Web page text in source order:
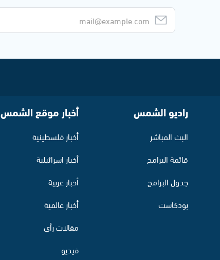
راديو الشمس
البث المباشر
قائمة البرامج
جدول البرامج
بودكاست
أخبار موقع الشمس
أخبار فلسطينية
أخبار اسرائيلية
أخبار عربية
أخبار عالمية
مقالات رأي
فيديو